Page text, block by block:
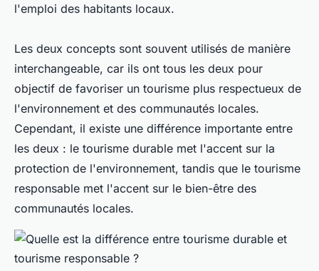
l'emploi des habitants locaux.
Les deux concepts sont souvent utilisés de manière
interchangeable, car ils ont tous les deux pour
objectif de favoriser un tourisme plus respectueux de
l'environnement et des communautés locales.
Cependant, il existe une différence importante entre
les deux : le tourisme durable met l'accent sur la
protection de l'environnement, tandis que le tourisme
responsable met l'accent sur le bien-être des
communautés locales.